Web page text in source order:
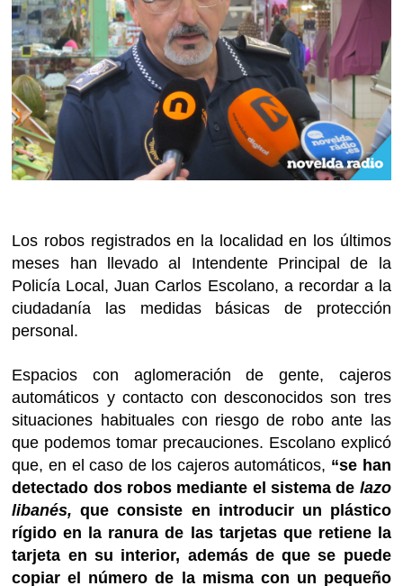
Los robos registrados en la localidad en los últimos
meses han llevado al Intendente Principal de la
Policía Local, Juan Carlos Escolano, a recordar a la
ciudadanía las medidas básicas de protección
personal.
Espacios con aglomeración de gente, cajeros
automáticos y contacto con desconocidos son tres
situaciones habituales con riesgo de robo ante las
que podemos tomar precauciones. Escolano explicó
que, en el caso de los cajeros automáticos, “se han
detectado dos robos mediante el sistema de lazo
libanés, que consiste en introducir un plástico
rígido en la ranura de las tarjetas que retiene la
tarjeta en su interior, además de que se puede
copiar el número de la misma con un pequeño